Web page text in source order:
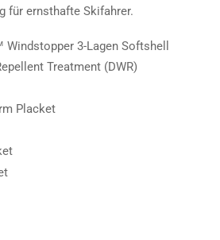
für ernsthafte Skifahrer.
Windstopper 3-Lagen Softshell
Treatment (DWR)
Placket